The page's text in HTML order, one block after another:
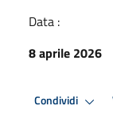
Data :
8 aprile 2026
Condividi